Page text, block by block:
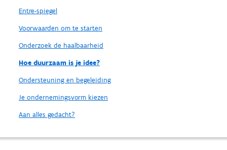
Entre-spiegel
Voorwaarden om te starten
Onderzoek de haalbaarheid
Hoe duurzaam is je idee?
Ondersteuning en begeleiding
Je ondernemingsvorm kiezen
Aan alles gedacht?